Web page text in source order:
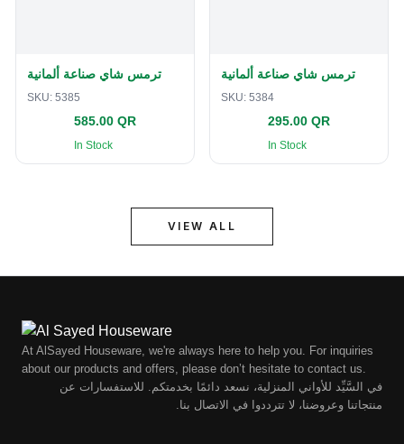
ترمس شاي صناعة ألمانية
SKU: 5385
585.00 QR
In Stock
ترمس شاي صناعة ألمانية
SKU: 5384
295.00 QR
In Stock
VIEW ALL
At AlSayed Houseware, we're always here to help you. For inquiries
about our products and offers, please don’t hesitate to contact us.
في السَّيِّد للأواني المنزلية، نسعد دائمًا بخدمتكم. للاستفسارات عن
منتجاتنا وعروضنا، لا تترددوا في الاتصال بنا.